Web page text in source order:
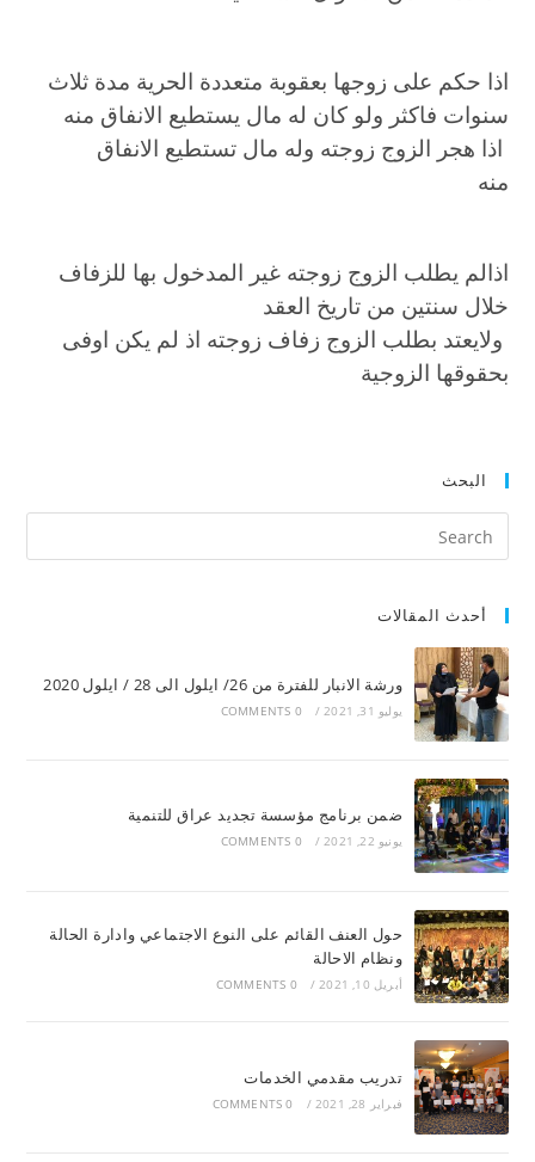
اذا حكم على زوجها بعقوبة متعددة الحرية مدة ثلاث
سنوات فاكثر ولو كان له مال يستطيع الانفاق منه
اذا هجر الزوج زوجته وله مال تستطيع الانفاق
منه
اذالم يطلب الزوج زوجته غير المدخول بها للزفاف
خلال سنتين من تاريخ العقد
ولايعتد بطلب الزوج زفاف زوجته اذ لم يكن اوفى
بحقوقها الزوجية
البحث
أحدث المقالات
ورشة الانبار للفترة من 26/ ايلول الى 28 / ايلول 2020
يوليو 31, 2021 /
0 COMMENTS
ضمن برنامج مؤسسة تجديد عراق للتنمية
يونيو 22, 2021 /
0 COMMENTS
حول العنف القائم على النوع الاجتماعي وادارة الحالة
ونظام الاحالة
أبريل 10, 2021 /
0 COMMENTS
تدريب مقدمي الخدمات
فبراير 28, 2021 /
0 COMMENTS